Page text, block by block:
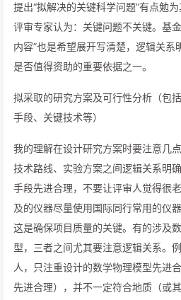
提出“拟解决的关键科学问题”有点勉
评审专家认为：关键问题不关键。基
内容”也是希望展开写清楚，逻辑关系
是否值得资助的重要依据之一。
拟采取的研究方案及可行性分析（包
手段、关键技术等）
我的理解在设计研究方案时要注意几
技术路线、实验方案之间逻辑关系明
手段先进合理，不要让评审人觉得很
及的仪器尽量使用国际同行常用的仪
这是确保项目质量的关键。有的涉及
型，三者之间尤其要注意逻辑关系。
人，只注重设计的数学物理模型先进
先进合理），并不一定符合地质（或